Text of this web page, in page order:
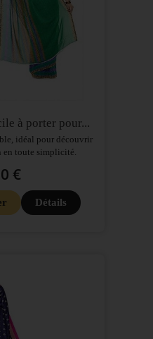
à porter pour...
idéal pour découvrir
toute simplicité.
€
Détails